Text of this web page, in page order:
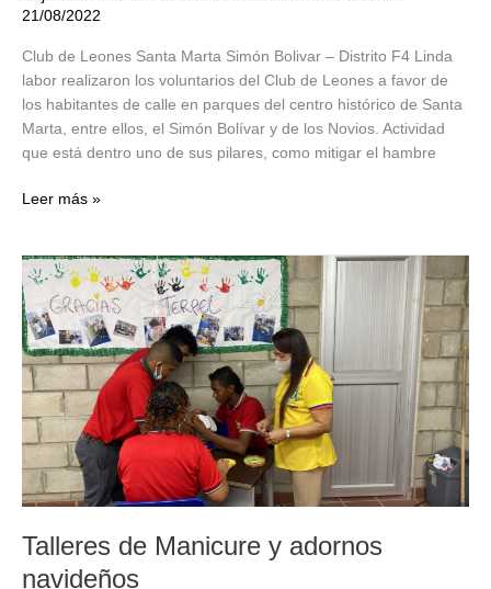
21/08/2022
Club de Leones Santa Marta Simón Bolivar – Distrito F4 Linda
labor realizaron los voluntarios del Club de Leones a favor de
los habitantes de calle en parques del centro histórico de Santa
Marta, entre ellos, el Simón Bolívar y de los Novios. Actividad
que está dentro uno de sus pilares, como mitigar el hambre
Desayunos
de
la
Calle
Leer más »
Talleres de Manicure y adornos
navideños